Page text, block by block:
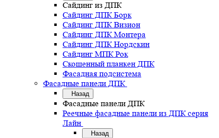
Сайдинг из ДПК
Сайдинг ДПК Борк
Сайдинг ДПК Визион
Сайдинг ДПК Монтера
Сайдинг ДПК Нордскин
Сайдинг МПК Рок
Скошенный планкен ДПК
Фасадная подсистема
Фасадные панели ДПК
Назад
Фасадные панели ДПК
Реечные фасадные панели из ДПК серия
Лайн
Назад